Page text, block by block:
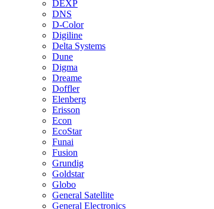
DEXP
DNS
D-Color
Digiline
Delta Systems
Dune
Digma
Dreame
Doffler
Elenberg
Erisson
Econ
EcoStar
Funai
Fusion
Grundig
Goldstar
Globo
General Satellite
General Electronics